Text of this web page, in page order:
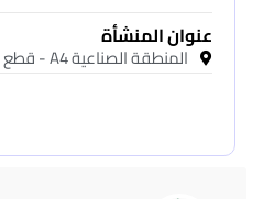
عنوان المنشأة
المنطقة الصناعية A4 - قطع ارقام 135 الي 139